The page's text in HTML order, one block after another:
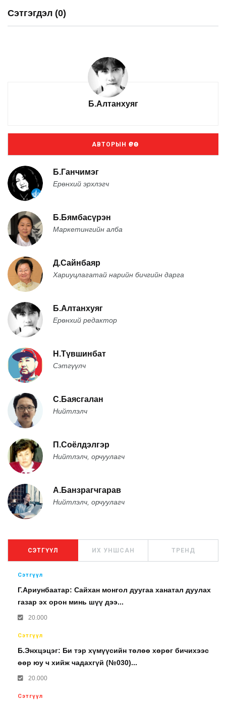
Сэтгэгдэл (0)
Б.Алтанхуяг
АВТОРЫН ӨРӨӨ
Б.Ганчимэг
Ерөнхий эрхлэгч
Б.Бямбасүрэн
Маркетингийн алба
Д.Сайнбаяр
Хариуцлагатай нарийн бичгийн дарга
Б.Алтанхуяг
Ерөнхий редактор
Н.Түвшинбат
Сэтгүүлч
С.Баясгалан
Нийтлэлч
П.Соёлдэлгэр
Нийтлэлч, орчуулагч
А.Банзрагчгарав
Нийтлэлч, орчуулагч
СЭТГҮҮЛ ИХ УНШСАН ТРЕНД
Сэтгүүл
Г.Ариунбаатар: Сайхан монгол дуугаа ханатал дуулах
газар эх орон минь шүү дээ...
20.000
Сэтгүүл
Б.Энхцэцэг: Би тэр хүмүүсийн төлөө хөрөг бичихээс
өөр юу ч хийж чадахгүй (№030)...
20.000
Сэтгүүл